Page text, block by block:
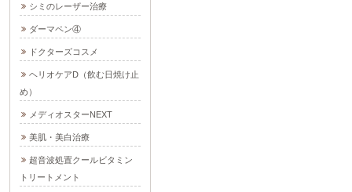
シミのレーザー治療
ダーマペン④
ドクターズコスメ
ヘリオケアD（飲む日焼け止
め）
メディオスターNEXT
美肌・美白治療
超音波処置クールビタミン
トリートメント